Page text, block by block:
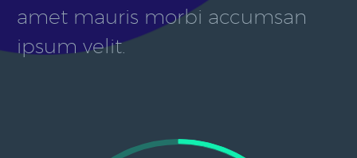
amet mauris morbi accumsan
ipsum velit.